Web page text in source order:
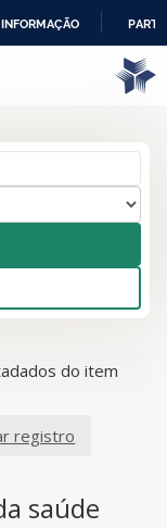
do item
registro
saúde